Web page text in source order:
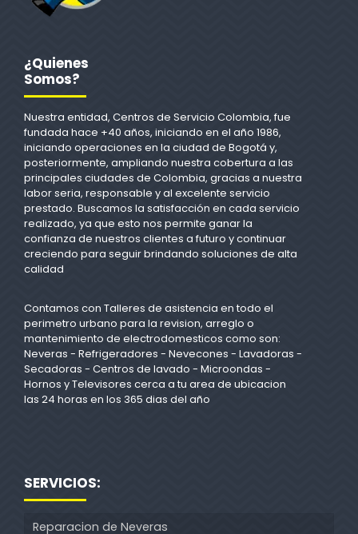
¿Quienes
Somos?
Nuestra entidad, Centros de Servicio Colombia, fue
fundada hace +40 años, iniciando en el año 1986,
iniciando operaciones en la ciudad de Bogotá y,
posteriormente, ampliando nuestra cobertura a las
principales ciudades de Colombia, gracias a nuestra
labor seria, responsable y al excelente servicio
prestado. Buscamos la satisfacción en cada servicio
realizado, ya que esto nos permite ganar la
confianza de nuestros clientes a futuro y continuar
creciendo para seguir brindando soluciones de alta
calidad
Contamos con Talleres de asistencia en todo el
perimetro urbano para la revision, arreglo o
mantenimiento de electrodomesticos como son:
Neveras - Refrigeradores - Nevecones - Lavadoras -
Secadoras - Centros de lavado - Microondas -
Hornos y Televisores cerca a tu area de ubicacion
las 24 horas en los 365 dias del año
SERVICIOS:
Reparacion de Neveras